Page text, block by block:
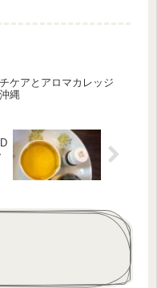
ケアとアロマカレッジ
縄